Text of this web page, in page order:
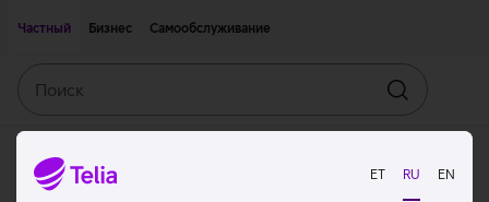
ET RU EN
Частный
Бизнес Самообслуживание
Искать